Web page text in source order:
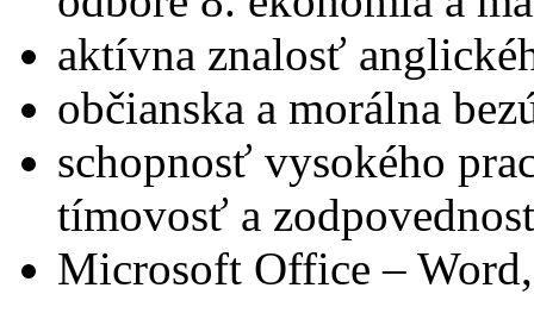
aktívna znalosť
občianska a morálna
schopnosť vysokého
tímovosť a
Microsoft Office –